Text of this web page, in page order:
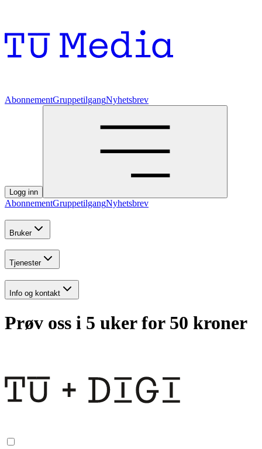
AbonnementGruppetilgangNyhetsbrev
Logg inn
AbonnementGruppetilgangNyhetsbrev
Bruker
Tjenester
Info og kontakt
Prøv oss i 5 uker for 50 kroner